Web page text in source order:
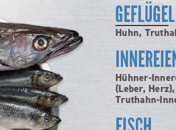
GEFLÜGEL
Huhn,
Hühner-
(Leber, Herz),
Truthahn-